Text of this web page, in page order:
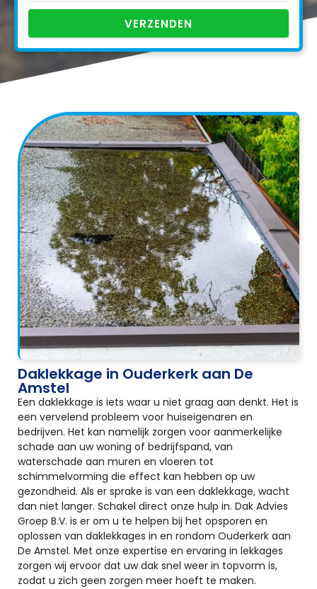
VERZENDEN
Daklekkage in Ouderkerk aan De
Amstel
Een daklekkage is iets waar u niet graag aan denkt. Het is
een vervelend probleem voor huiseigenaren en
bedrijven. Het kan namelijk zorgen voor aanmerkelijke
schade aan uw woning of bedrijfspand, van
waterschade aan muren en vloeren tot
schimmelvorming die effect kan hebben op uw
gezondheid. Als er sprake is van een daklekkage, wacht
dan niet langer. Schakel direct onze hulp in. Dak Advies
Groep B.V. is er om u te helpen bij het opsporen en
oplossen van daklekkages in en rondom Ouderkerk aan
De Amstel. Met onze expertise en ervaring in lekkages
zorgen wij ervoor dat uw dak snel weer in topvorm is,
zodat u zich geen zorgen meer hoeft te maken.